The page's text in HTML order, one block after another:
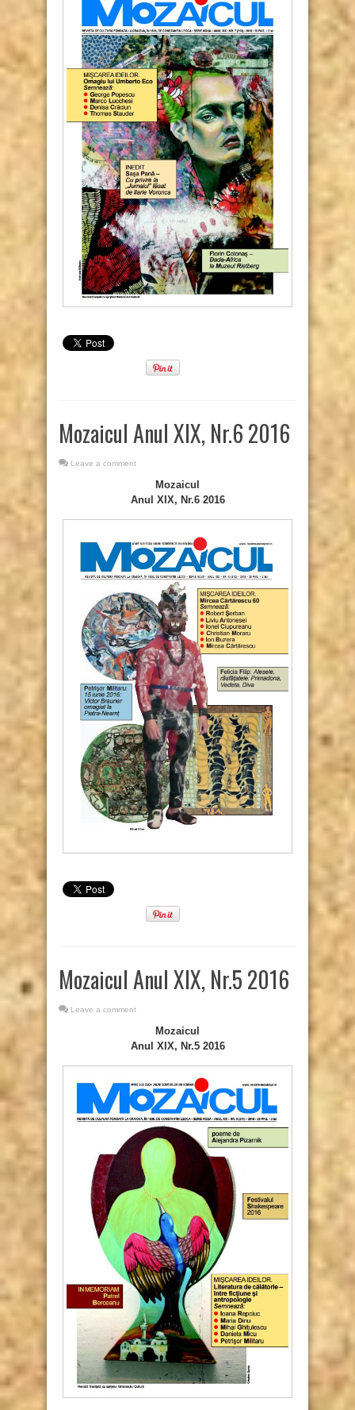
Mozaicul Anul XIX, Nr.6 2016
Leave a comment
Mozaicul
Anul XIX, Nr.6 2016
Mozaicul Anul XIX, Nr.5 2016
Leave a comment
Mozaicul
Anul XIX, Nr.5 2016